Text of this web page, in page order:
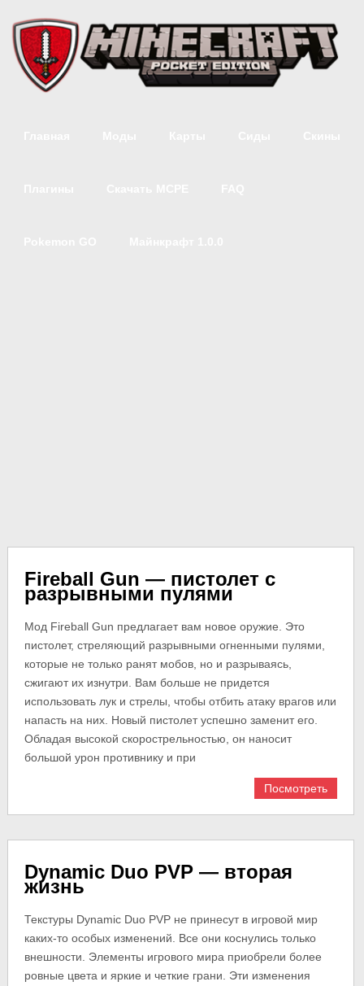
Fireball Gun — пистолет с
разрывными пулями
Мод Fireball Gun предлагает вам новое оружие. Это
пистолет, стреляющий разрывными огненными пулями,
которые не только ранят мобов, но и разрываясь,
сжигают их изнутри. Вам больше не придется
использовать лук и стрелы, чтобы отбить атаку врагов или
напасть на них. Новый пистолет успешно заменит его.
Обладая высокой скорострельностью, он наносит
большой урон противнику и при
Посмотреть
Dynamic Duo PVP — вторая
жизнь
Текстуры Dynamic Duo PVP не принесут в игровой мир
каких-то особых изменений. Все они коснулись только
внешности. Элементы игрового мира приобрели более
ровные цвета и яркие и четкие грани. Эти изменения